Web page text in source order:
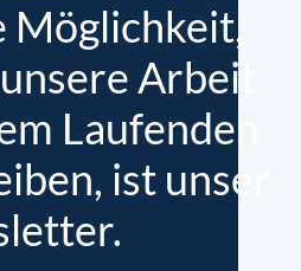
Möglichkeit,
Arbeit
Laufenden
ist unser